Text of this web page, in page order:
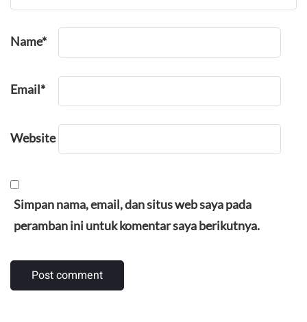
Name*
Email*
Website
Simpan nama, email, dan situs web saya pada
peramban ini untuk komentar saya berikutnya.